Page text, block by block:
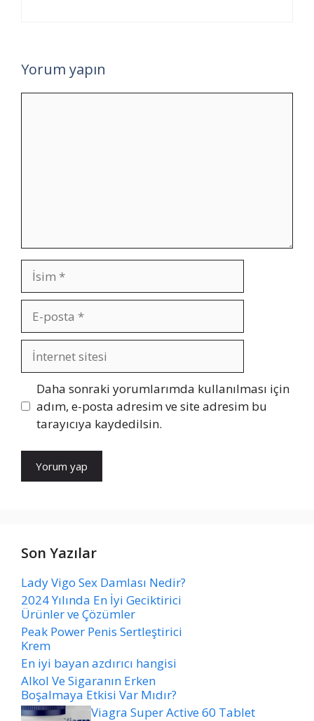
Yorum yapın
İsim
posta
İnternet
sitesi
Daha sonraki yorumlarımda kullanılması için
adım, e-posta adresim ve site adresim bu
tarayıcıya kaydedilsin.
Son Yazılar
Lady Vigo Sex Damlası Nedir?
2024 Yılında En İyi Geciktirici
Ürünler ve Çözümler
Peak Power Penis Sertleştirici
Krem
En iyi bayan azdırıcı hangisi
Alkol Ve Sigaranın Erken
Boşalmaya Etkisi Var Mıdır?
Viagra Super Active 60 Tablet